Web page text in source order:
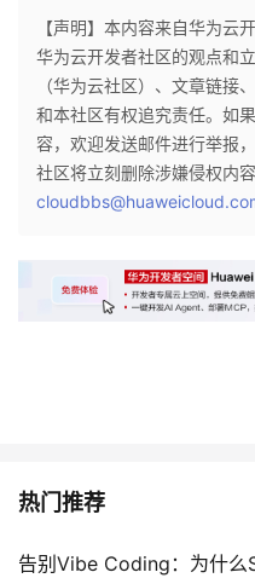
【声明】本内容来自华为云
华为云开发者社区的观点和
（华为云社区）、文章链接
和本社区有权追究责任。如
容，欢迎发送邮件进行举报
社区将立刻删除涉嫌侵权内容
热门推荐
告别Vibe Coding：为什